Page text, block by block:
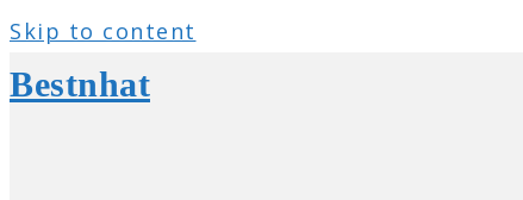
Skip to content
Bestnhat